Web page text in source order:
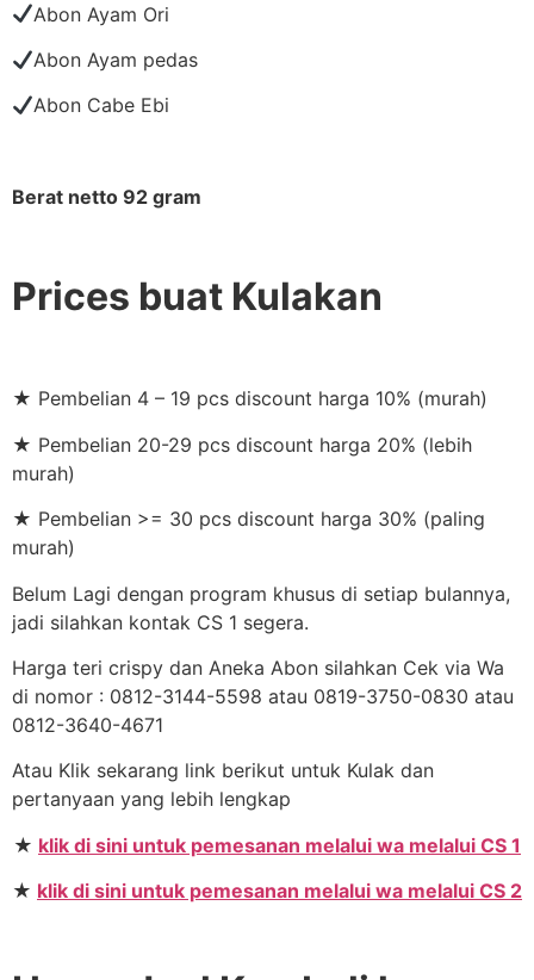
Abon Ayam Ori
Abon Ayam pedas
Abon Cabe Ebi
Berat netto 92 gram
Prices buat Kulakan
★ Pembelian 4 – 19 pcs discount harga 10% (murah)
★ Pembelian 20-29 pcs discount harga 20% (lebih
murah)
★ Pembelian >= 30 pcs discount harga 30% (paling
murah)
Belum Lagi dengan program khusus di setiap bulannya,
jadi silahkan kontak CS 1 segera.
Harga teri crispy dan Aneka Abon silahkan Cek via Wa
di nomor : 0812-3144-5598 atau 0819-3750-0830 atau
0812-3640-4671
Atau Klik sekarang link berikut untuk Kulak dan
pertanyaan yang lebih lengkap
★ klik di sini untuk pemesanan melalui wa melalui CS 1
★ klik di sini untuk pemesanan melalui wa melalui CS 2